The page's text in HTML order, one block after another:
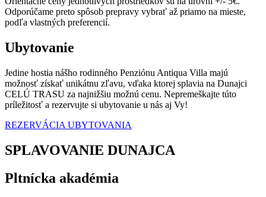
Odporúčame preto spôsob prepravy vybrať až priamo na mieste,
podľa vlastných preferencií.
Ubytovanie
Jedine hostia nášho rodinného Penziónu Antiqua Villa majú
možnosť získať unikátnu zľavu, vďaka ktorej splavia na Dunajci
CELÚ TRASU za najnižšiu možnú cenu. Nepremeškajte túto
príležitosť a rezervujte si ubytovanie u nás aj Vy!
REZERVÁCIA UBYTOVANIA
SPLAVOVANIE DUNAJCA
Pltnícka akadémia